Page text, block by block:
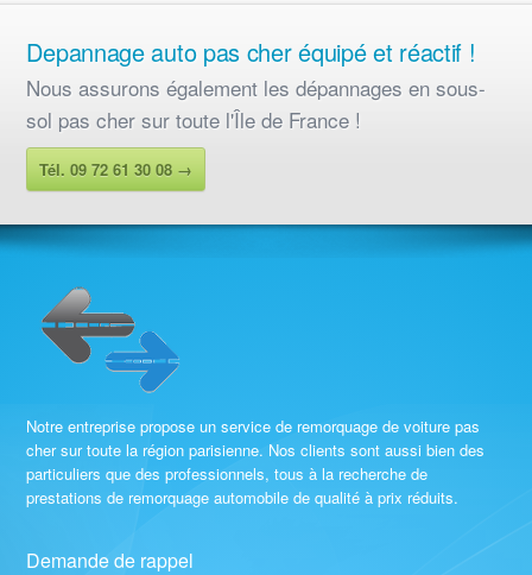
Depannage auto pas cher équipé et réactif !
Nous assurons également lesdépannages en sous-
sol pas cher sur toute l'Île de France !
Tél. 09 72 61 30 08 →
Notre entreprise propose un service de remorquage de voiture pas
cher sur toute la région parisienne. Nos clients sont aussi bien des
particuliers que des professionnels, tous à la recherche de
prestations de remorquage automobile de qualité à prix réduits.
Demande de rappel